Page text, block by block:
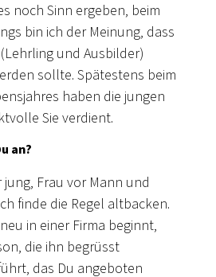
noch Sinn ergeben, beim
bin ich der Meinung, dass
und Ausbilder)
sollte. Spätestens beim
haben die jungen
Sie verdient.
an?
Frau vor Mann und
finde die Regel altbacken.
in einer Firma beginnt,
die ihn begrüsst
das Du angeboten